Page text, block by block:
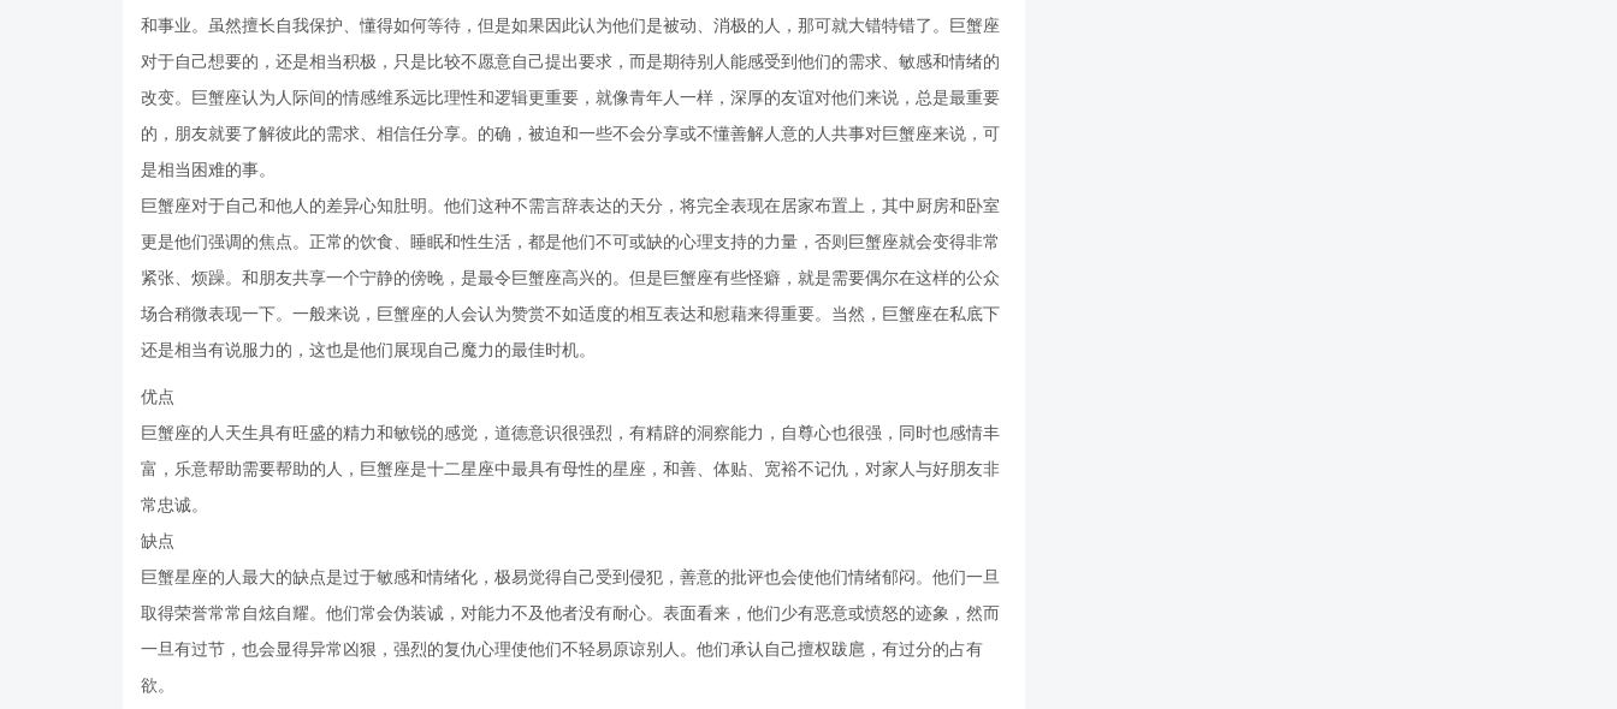
和事业。虽然擅长自我保护、懂得如何等待，但是如果因此认为他们是被动、消极的人，那可就大错特错了。巨蟹座
对于自己想要的，还是相当积极，只是比较不愿意自己提出要求，而是期待别人能感受到他们的需求、敏感和情绪的
改变。巨蟹座认为人际间的情感维系远比理性和逻辑更重要，就像青年人一样，深厚的友谊对他们来说，总是最重要
的，朋友就要了解彼此的需求、相信任分享。的确，被迫和一些不会分享或不懂善解人意的人共事对巨蟹座来说，可
是相当困难的事。
巨蟹座对于自己和他人的差异心知肚明。他们这种不需言辞表达的天分，将完全表现在居家布置上，其中厨房和卧室
更是他们强调的焦点。正常的饮食、睡眠和性生活，都是他们不可或缺的心理支持的力量，否则巨蟹座就会变得非常
紧张、烦躁。和朋友共享一个宁静的傍晚，是最令巨蟹座高兴的。但是巨蟹座有些怪癖，就是需要偶尔在这样的公众
场合稍微表现一下。一般来说，巨蟹座的人会认为赞赏不如适度的相互表达和慰藉来得重要。当然，巨蟹座在私底下
还是相当有说服力的，这也是他们展现自己魔力的最佳时机。
优点
巨蟹座的人天生具有旺盛的精力和敏锐的感觉，道德意识很强烈，有精辟的洞察能力，自尊心也很强，同时也感情丰
富，乐意帮助需要帮助的人，巨蟹座是十二星座中最具有母性的星座，和善、体贴、宽裕不记仇，对家人与好朋友非
常忠诚。
缺点
巨蟹星座的人最大的缺点是过于敏感和情绪化，极易觉得自己受到侵犯，善意的批评也会使他们情绪郁闷。他们一旦
取得荣誉常常自炫自耀。他们常会伪装诚，对能力不及他者没有耐心。表面看来，他们少有恶意或愤怒的迹象，然而
一旦有过节，也会显得异常凶狠，强烈的复仇心理使他们不轻易原谅别人。他们承认自己擅权跋扈，有过分的占有
欲。